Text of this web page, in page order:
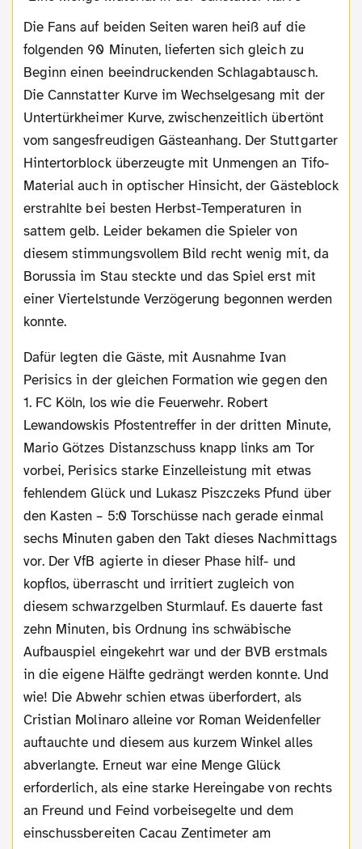
Die Fans auf beiden Seiten waren heiß auf die
folgenden 90 Minuten, lieferten sich gleich zu
Beginn einen beeindruckenden Schlagabtausch.
Die Cannstatter Kurve im Wechselgesang mit der
Untertürkheimer Kurve, zwischenzeitlich übertönt
vom sangesfreudigen Gästeanhang. Der Stuttgarter
Hintertorblock überzeugte mit Unmengen an Tifo-
Material auch in optischer Hinsicht, der Gästeblock
erstrahlte bei besten Herbst-Temperaturen in
sattem gelb. Leider bekamen die Spieler von
diesem stimmungsvollem Bild recht wenig mit, da
Borussia im Stau steckte und das Spiel erst mit
einer Viertelstunde Verzögerung begonnen werden
konnte.
Dafür legten die Gäste, mit Ausnahme Ivan
Perisics in der gleichen Formation wie gegen den
1. FC Köln, los wie die Feuerwehr. Robert
Lewandowskis Pfostentreffer in der dritten Minute,
Mario Götzes Distanzschuss knapp links am Tor
vorbei, Perisics starke Einzelleistung mit etwas
fehlendem Glück und Lukasz Piszczeks Pfund über
den Kasten – 5:0 Torschüsse nach gerade einmal
sechs Minuten gaben den Takt dieses Nachmittags
vor. Der VfB agierte in dieser Phase hilf- und
kopflos, überrascht und irritiert zugleich von
diesem schwarzgelben Sturmlauf. Es dauerte fast
zehn Minuten, bis Ordnung ins schwäbische
Aufbauspiel eingekehrt war und der BVB erstmals
in die eigene Hälfte gedrängt werden konnte. Und
wie! Die Abwehr schien etwas überfordert, als
Cristian Molinaro alleine vor Roman Weidenfeller
auftauchte und diesem aus kurzem Winkel alles
abverlangte. Erneut war eine Menge Glück
erforderlich, als eine starke Hereingabe von rechts
an Freund und Feind vorbeisegelte und dem
einschussbereiten Cacau Zentimeter am